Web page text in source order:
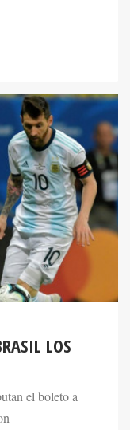
LOS
el boleto a